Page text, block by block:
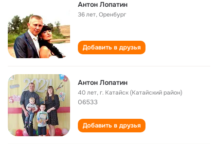
Антон Лопатин
36 лет,Оренбург
Добавить в друзья
Антон Лопатин
40 лет,г. Катайск (Катайский район)
06533
Добавить в друзья